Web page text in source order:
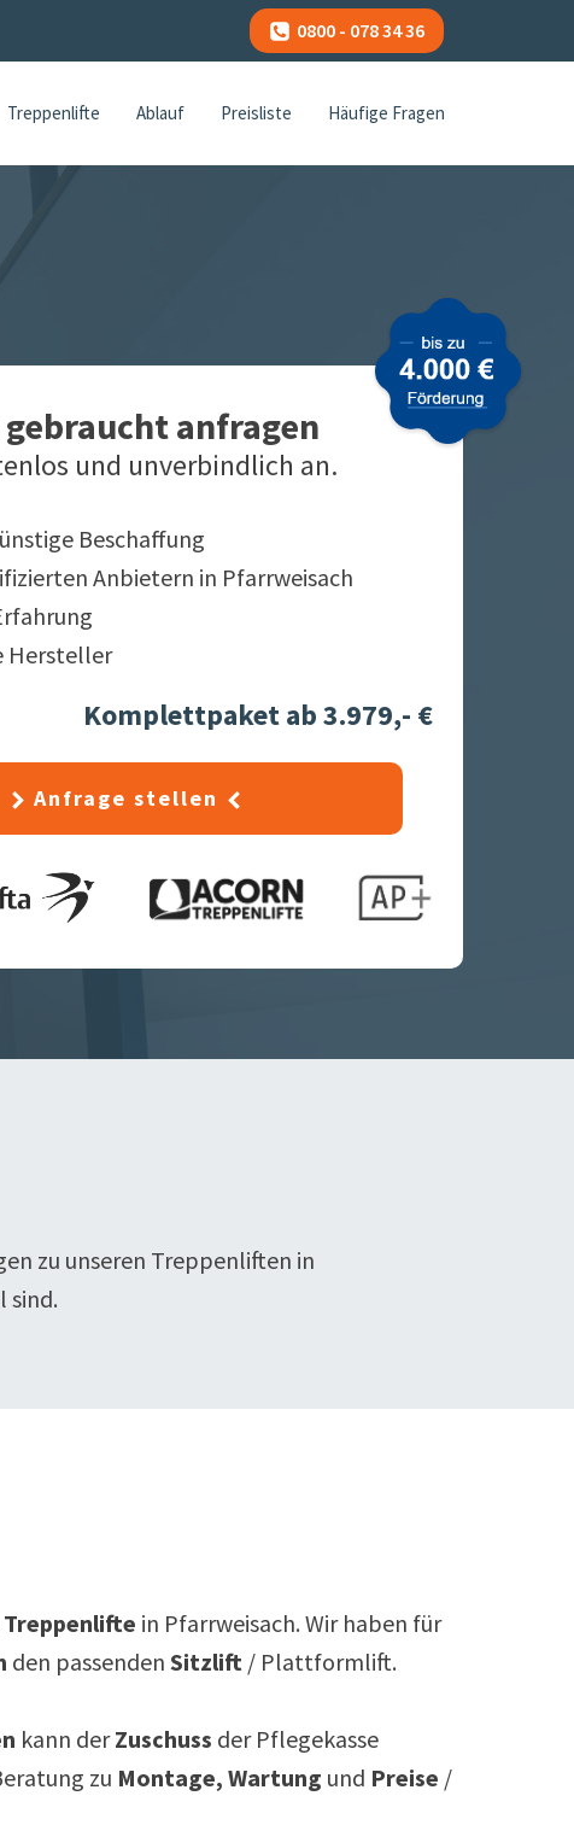
0800 - 078 34 36
Treppenlifte Ablauf Preisliste Häufige Fragen
anfragen
und unverbindlich an.
Beschaffung
Anbietern in Pfarrweisach
Hersteller
Komplettpaket ab 3.979,- €
Anfrage stellen
zu unseren Treppenliften in
sind.
in Pfarrweisach. Wir haben für
den passenden Sitzlift / Plattformlift.
kann derZuschuss der Pflegekasse
zu Montage, Wartung und Preise /